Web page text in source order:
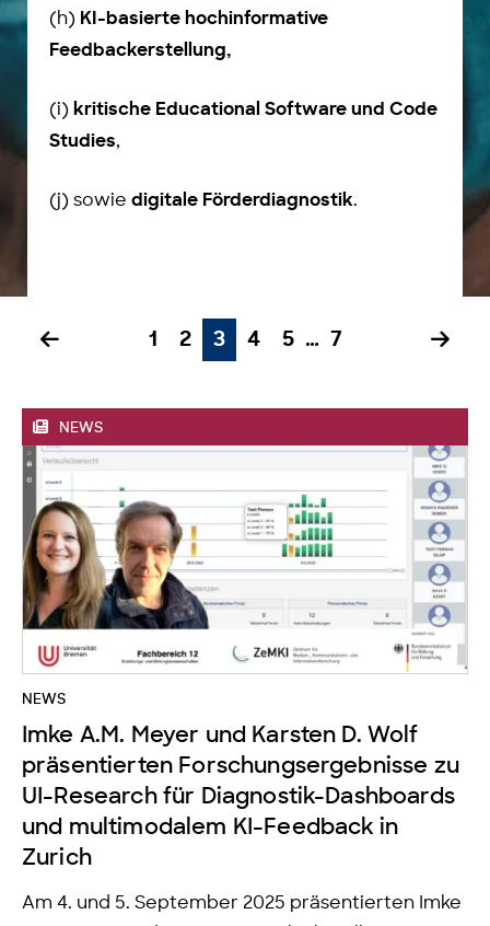
(h) KI-basierte hochinformative
Feedbackerstellung,
(i) kritische Educational Software und Code
Studies,
(j) sowie digitale Förderdiagnostik.
1 2 3 4 5 … 7
NEWS
NEWS
Imke A.M. Meyer und Karsten D. Wolf
präsentierten Forschungsergebnisse zu
UI-Research für Diagnostik-Dashboards
und multimodalem KI-Feedback in
Zurich
Am 4. und 5. September 2025 präsentierten Imke